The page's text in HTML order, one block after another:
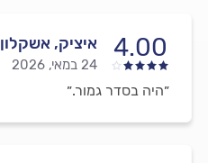
4.00 איציק, אשקלון
24 במאי, 2026
״היה בסדר גמור.״